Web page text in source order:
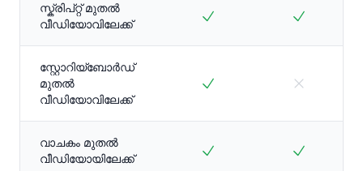
സ്ക്രിപ്റ്റ് മുതൽ
വീഡിയോവിലേക്ക്
സ്റ്റോറിയ്ബോർഡ്
മുതൽ
വീഡിയോവിലേക്ക്
വാചകം മുതൽ
വീഡിയോയിലേക്ക്